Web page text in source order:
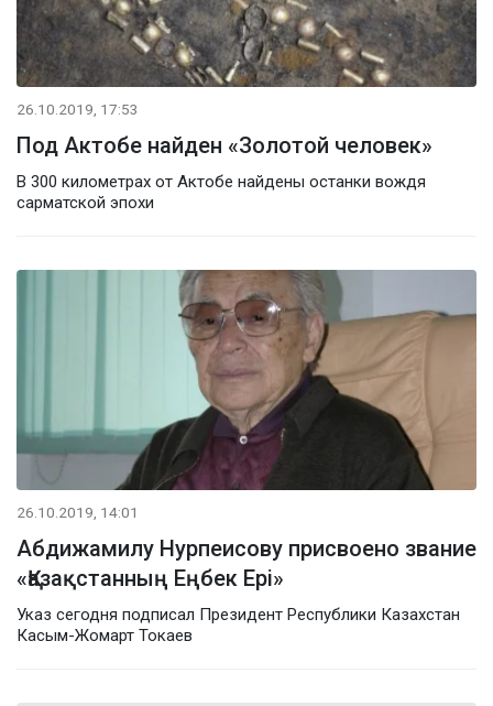
26.10.2019, 17:53
Под Актобе найден «Золотой человек»
В 300 километрах от Актобе найдены останки вождя
сарматской эпохи
26.10.2019, 14:01
Абдижамилу Нурпеисову присвоено звание
«Қазақстанның Еңбек Ері»
Указ сегодня подписал Президент Республики Казахстан
Касым-Жомарт Токаев